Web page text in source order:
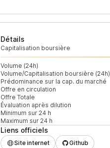
Détails
Capitalisation boursière
Volume (24h)
Volume/Capitalisation boursière (24h)
Prédominance sur la cap. du marché
Offre en circulation
Offre Totale
Évaluation après dilution
Minimum sur 24 h
Maximum sur 24 h
Liens officiels
Site internet Github
% du volume Confiance
53,64 % ÉLEVÉE